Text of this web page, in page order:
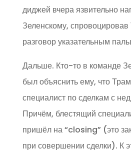
диджей вчера язвительно
Зеленскому,
разговор указательным
Дальше. Кто-то в команде
был объяснить ему, что
специалист по сделкам с
Причём, блестящий
пришёл на “closing” (это
при совершении сделки). К